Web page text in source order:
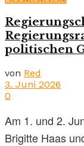
politischen
von Red
3. Juni 2026
0
Am 1. und 2.
Brigitte Haas